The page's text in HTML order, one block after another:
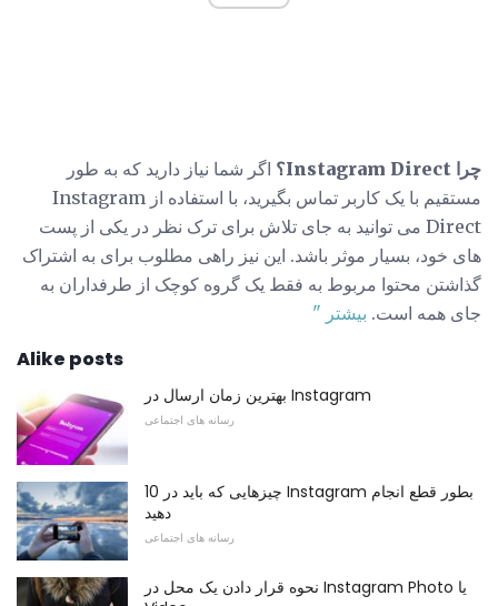
چرا Instagram Direct؟
اگر شما نیاز دارید که به طور
مستقیم با یک کاربر تماس بگیرید، با استفاده از Instagram
Direct می توانید به جای تلاش برای ترک نظر در یکی از پست
های خود، بسیار موثر باشد. این نیز راهی مطلوب برای به اشتراک
گذاشتن محتوا مربوط به فقط یک گروه کوچک از طرفداران به
جای همه است. بیشتر "
Alike posts
بهترین زمان ارسال در Instagram
رسانه های اجتماعی
10 چیزهایی که باید در Instagram بطور قطع انجام
دهید
رسانه های اجتماعی
نحوه قرار دادن یک محل در Instagram Photo یا